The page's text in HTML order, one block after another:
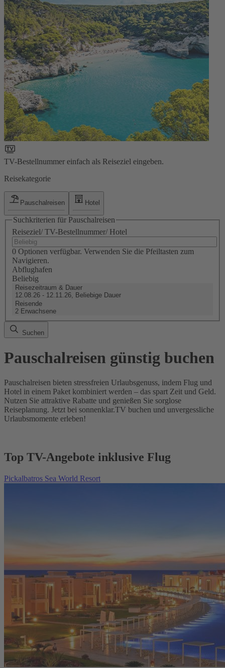
TV-Bestellnummer einfach als Reiseziel eingeben.
Reisekategorie
Pauschalreisen Hotel
Suchkriterien für Pauschalreisen
Reiseziel/ TV-Bestellnummer/ Hotel
0 Optionen verfügbar. Verwenden Sie die Pfeiltasten zum
Navigieren.
Abflughafen
Beliebig
Reisezeitraum & Dauer
12.08.26 - 12.11.26, Beliebige Dauer
Reisende
2 Erwachsene
Suchen
Pauschalreisen günstig buchen
Pauschalreisen bieten stressfreien Urlaubsgenuss, indem Flug und
Hotel in einem Paket kombiniert werden – das spart Zeit und Geld.
Nutzen Sie attraktive Rabatte und genießen Sie sorglose
Reiseplanung. Jetzt bei sonnenklar.TV buchen und unvergessliche
Urlaubsmomente erleben!
Top TV-Angebote inklusive Flug
Pickalbatros Sea World Resort